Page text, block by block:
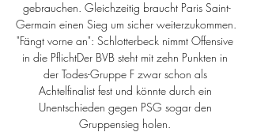
gebrauchen. Gleichzeitig braucht Paris Saint-
Germain einen Sieg um sicher weiterzukommen.
"Fängt vorne an": Schlotterbeck nimmt Offensive
in die PflichtDer BVB steht mit zehn Punkten in
der Todes-Gruppe F zwar schon als
Achtelfinalist fest und könnte durch ein
Unentschieden gegen PSG sogar den
Gruppensieg holen.